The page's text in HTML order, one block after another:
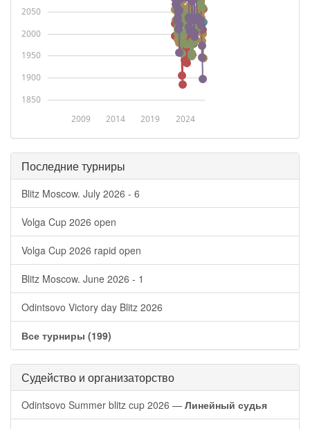
2009 2014 2019 2024
1850
1900
1950
2000
2050
Последние турниры
Blitz Moscow. July 2026 - 6
Volga Cup 2026 open
Volga Cup 2026 rapid open
Blitz Moscow. June 2026 - 1
Odintsovo Victory day Blitz 2026
Все турниры (199)
Судейство и организаторство
Odintsovo Summer blitz cup 2026 — Линейный судья